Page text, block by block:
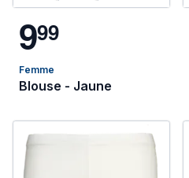
999
Femme
Blouse - Jaune